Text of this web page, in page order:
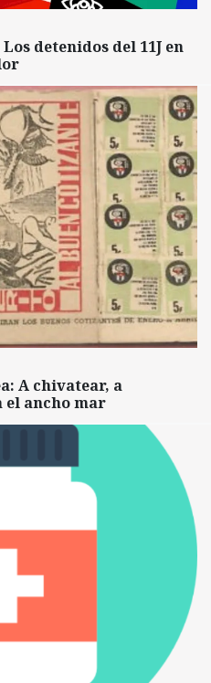
detenidos del 11J en
A chivatear, a
el ancho mar